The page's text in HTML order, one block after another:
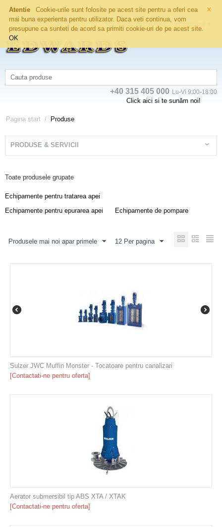
×
Atentie
Cookie-urile sunt folosite pe acest site pentru a oferi cea
mai buna experienta pentru utilizator. Daca veti continua, vom
presupune ca sunteti de acord sa primiti cookie-uri de pe acest site.
OK
Coșul este gol
+40 315 405 000 Lu-Vi 9:00-18:00
Click aici si te sunăm noi!
Pagina start / Produse
PRODUSE & SERVICII
Toate produsele grupate
Echipamente pentru tratarea apei
Echipamente pentru epurarea apei
Echipamente de pompare
Produsele mai noi apar primele 12 Per pagina
Sulzer JWC Muffin Monster - Tocatoare pentru canalizari
[Contactati-ne pentru oferta]
Aerator submersibil tip ABS XTA / XTAK
[Contactati-ne pentru oferta]